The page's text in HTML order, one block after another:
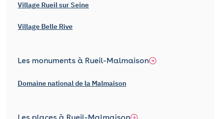
Village Rueil sur Seine
Village Belle Rive
Les monuments à Rueil-Malmaison
Domaine national de la Malmaison